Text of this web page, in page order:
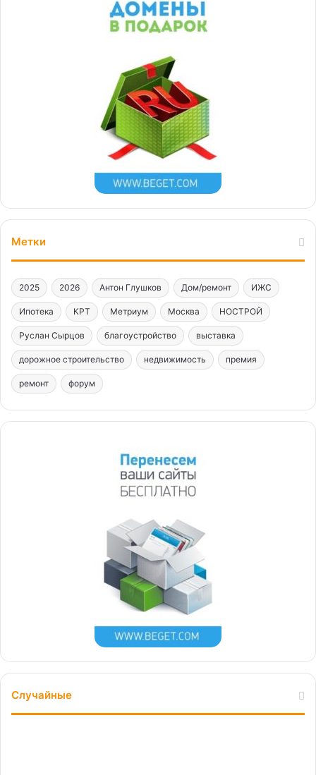
Метки
2025 2026 Антон Глушков Дом/ремонт ИЖС
Ипотека КРТ Метриум Москва НОСТРОЙ
Руслан Сырцов благоустройство выставка
дорожное строительство недвижимость премия
ремонт форум
Случайные